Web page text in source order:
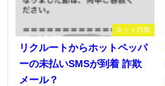
ネット詐欺
リクルートからホットペッパ
ーの未払いSMSが到着 詐欺
メール？